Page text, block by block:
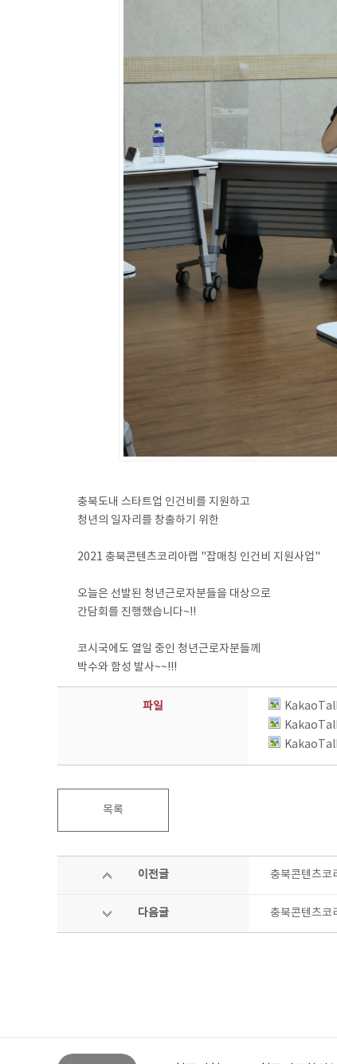
충북도내 스타트업 인건비를 지원하고
청년의 일자리를 창출하기 위한
2021 충북콘텐츠코리아랩 "잡매칭 인건비 지원사업"
오늘은 선발된 청년근로자분들을 대상으로
간담회를 진행했습니다~!!
코시국에도 열일 중인 청년근로자분들께
박수와 함성 발사~~!!!
파일
목록
이전글 충북콘텐츠코
다음글 충북콘텐츠코